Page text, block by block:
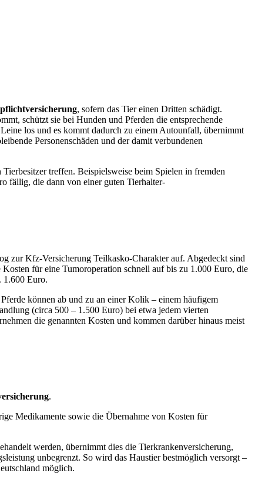
, sofern das Tier einen Dritten schädigt.
schützt sie bei Hunden und Pferden die entsprechende
los und es kommt dadurch zu einem Autounfall, übernimmt
Personenschäden und der damit verbundenen
treffen. Beispielsweise beim Spielen in fremden
fällig, die dann von einer guten Tierhalter-
zur Kfz-Versicherung Teilkasko-Charakter auf. Abgedeckt sind
für eine Tumoroperation schnell auf bis zu 1.000 Euro, die
1.600 Euro.
können ab und zu an einer Kolik – einem häufigem
(circa 500 – 1.500 Euro) bei etwa jedem vierten
die genannten Kosten und kommen darüber hinaus meist
.
Medikamente sowie die Übernahme von Kosten für
werden, übernimmt dies die Tierkrankenversicherung,
unbegrenzt. So wird das Haustier bestmöglich versorgt –
möglich.